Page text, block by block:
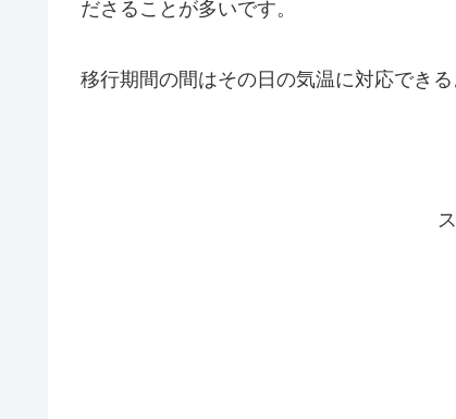
ださることが多いです。
移行期間の間はその日の気温に対応でき